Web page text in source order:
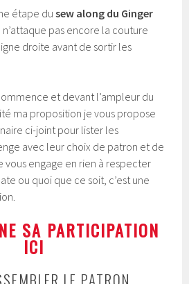
étape dusew along du Ginger
n’attaque pas encore la couture
droite avant de sortir les
et devant l’ampleur du
ma proposition je vous propose
ci-joint pour lister les
avec leur choix de patron et de
vous engage en rien à respecter
ou quoi que ce soit, c’est une
SA PARTICIPATION
ICI
LE PATRON